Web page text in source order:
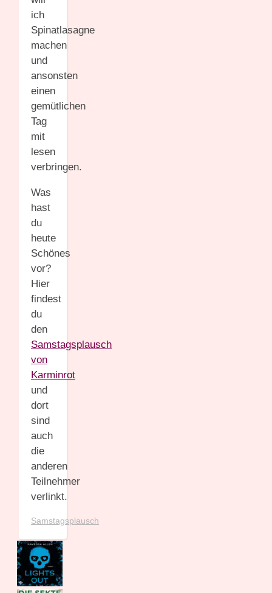
ich
Spinatlasagne
machen
und
ansonsten
einen
gemütlichen
Tag
mit
lesen
verbringen.
Was
hast
du
heute
Schönes
vor?
Hier
findest
du
den
Samstagsplausch
von
Karminrot
und
dort
sind
auch
die
anderen
Teilnehmer
verlinkt.
Samstagsplausch